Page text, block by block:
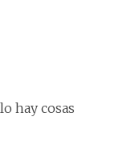
hay cosas